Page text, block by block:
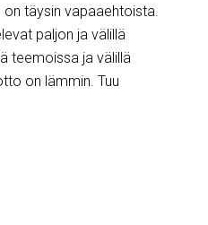
on täysin vapaaehtoista.
paljon ja välillä
teemoissa ja välillä
on lämmin. Tuu